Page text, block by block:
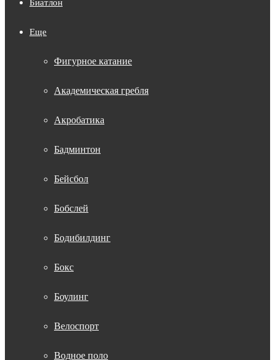
Биатлон
Еще
Фигурное катание
Академическая гребля
Акробатика
Бадминтон
Бейсбол
Бобслей
Бодибилдинг
Бокс
Боулинг
Велоспорт
Водное поло